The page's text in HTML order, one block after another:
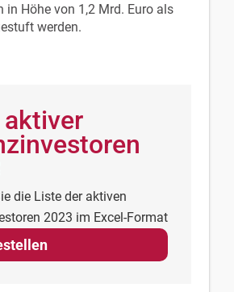
in Höhe von 1,2 Mrd. Euro als
werden.
die Liste der aktiven
2023 im Excel-Format